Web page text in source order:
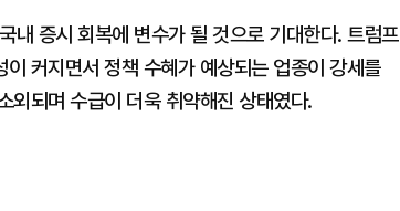
내 증시 회복에 변수가 될 것으로 기대한다. 트럼프
커지면서 정책 수혜가 예상되는 업종이 강세를
외되며 수급이 더욱 취약해진 상태였다.